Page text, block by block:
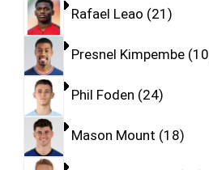
Rafael Leao 21
Presnel Kimpembe 10
Phil Foden 24
Mason Mount 18